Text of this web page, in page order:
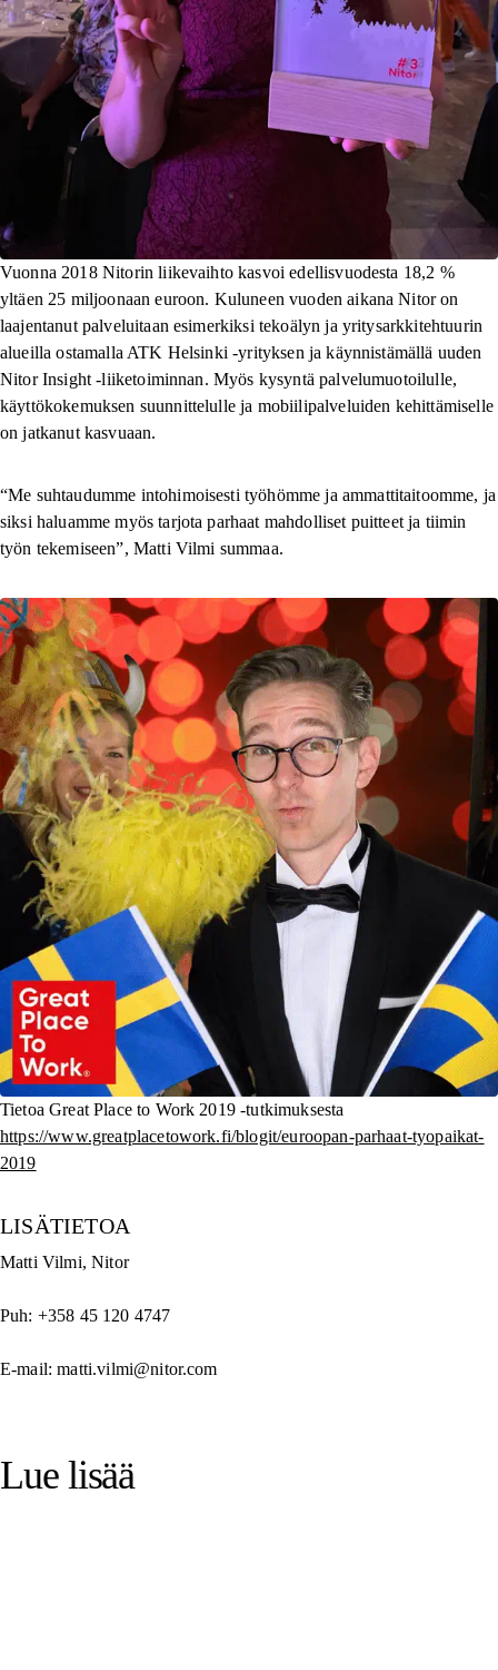
Vuonna 2018 Nitorin liikevaihto kasvoi edellisvuodesta 18,2 %
yltäen 25 miljoonaan euroon. Kuluneen vuoden aikana Nitor on
laajentanut palveluitaan esimerkiksi tekoälyn ja yritysarkkitehtuurin
alueilla ostamalla ATK Helsinki -yrityksen ja käynnistämällä uuden
Nitor Insight -liiketoiminnan. Myös kysyntä palvelumuotoilulle,
käyttökokemuksen suunnittelulle ja mobiilipalveluiden kehittämiselle
on jatkanut kasvuaan.
“Me suhtaudumme intohimoisesti työhömme ja ammattitaitoomme, ja
siksi haluamme myös tarjota parhaat mahdolliset puitteet ja tiimin
työn tekemiseen”, Matti Vilmi summaa.
Tietoa Great Place to Work 2019 -tutkimuksesta
https://www.greatplacetowork.fi/blogit/euroopan-parhaat-tyopaikat-
2019
LISÄTIETOA
Matti Vilmi, Nitor
Puh: +358 45 120 4747
E-mail: matti.vilmi@nitor.com
Lue lisää